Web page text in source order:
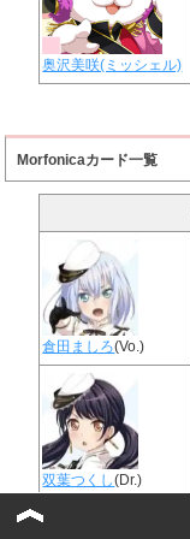
奥沢美咲(ミッシェル)
Morfonicaカード一覧
倉田ましろ(Vo.)
双葉つくし(Dr.)